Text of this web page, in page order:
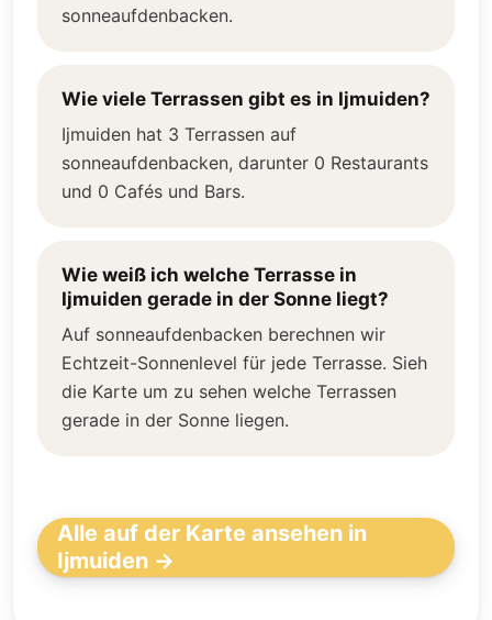
sonneaufdenbacken.
Wie viele Terrassen gibt es in Ijmuiden?
Ijmuiden hat 3 Terrassen auf
sonneaufdenbacken, darunter 0 Restaurants
und 0 Cafés und Bars.
Wie weiß ich welche Terrasse in
Ijmuiden gerade in der Sonne liegt?
Auf sonneaufdenbacken berechnen wir
Echtzeit-Sonnenlevel für jede Terrasse. Sieh
die Karte um zu sehen welche Terrassen
gerade in der Sonne liegen.
Alle auf der Karte ansehen in
Ijmuiden →